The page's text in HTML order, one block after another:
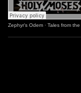
Zephyr's Odem · Tales from the